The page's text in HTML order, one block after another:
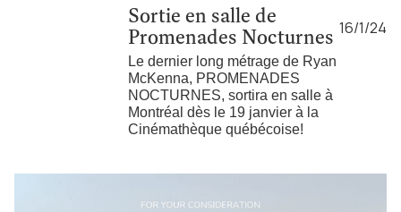
Sortie en salle de
Promenades Nocturnes 16/1/24
Le dernier long métrage de Ryan
McKenna, PROMENADES
NOCTURNES, sortira en salle à
Montréal dès le 19 janvier à la
Cinémathèque québécoise!